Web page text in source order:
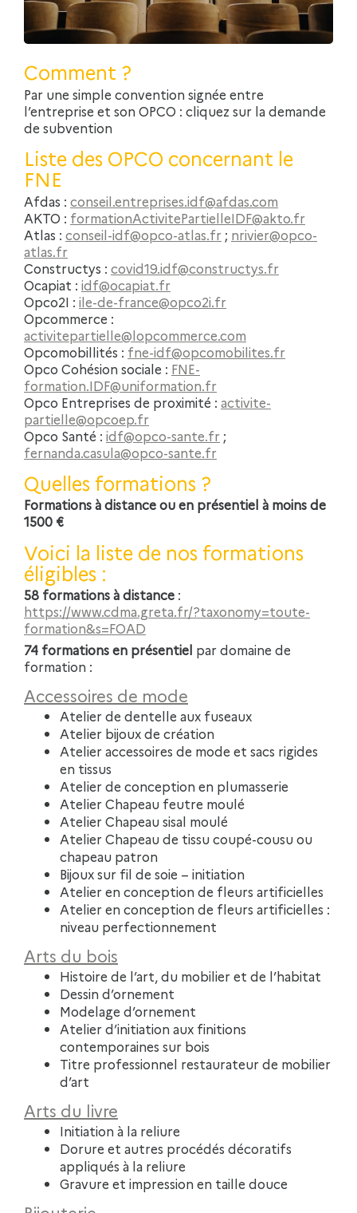
Comment ?
Par une simple convention signée entre
l’entreprise et son OPCO : cliquez sur la demande
de subvention
Liste des OPCO concernant le
FNE
Afdas : conseil.entreprises.idf@afdas.com
AKTO : formationActivitePartielleIDF@akto.fr
Atlas : conseil-idf@opco-atlas.fr ; nrivier@opco-
atlas.fr
Constructys : covid19.idf@constructys.fr
Ocapiat : idf@ocapiat.fr
Opco2I : ile-de-france@opco2i.fr
Opcommerce :
activitepartielle@lopcommerce.com
Opcomobillités : fne-idf@opcomobilites.fr
Opco Cohésion sociale : FNE-
formation.IDF@uniformation.fr
Opco Entreprises de proximité : activite-
partielle@opcoep.fr
Opco Santé : idf@opco-sante.fr ;
fernanda.casula@opco-sante.fr
Quelles formations ?
Formations à distance ou en présentiel à moins de
1500 €
Voici la liste de nos formations
éligibles :
58 formations à distance :
https://www.cdma.greta.fr/?taxonomy=toute-
formation&s=FOAD
74 formations en présentiel par domaine de
formation :
Accessoires de mode
Atelier de dentelle aux fuseaux
Atelier bijoux de création
Atelier accessoires de mode et sacs rigides
en tissus
Atelier de conception en plumasserie
Atelier Chapeau feutre moulé
Atelier Chapeau sisal moulé
Atelier Chapeau de tissu coupé-cousu ou
chapeau patron
Bijoux sur fil de soie – initiation
Atelier en conception de fleurs artificielles
Atelier en conception de fleurs artificielles :
niveau perfectionnement
Arts du bois
Histoire de l’art, du mobilier et de l’habitat
Dessin d’ornement
Modelage d’ornement
Atelier d’initiation aux finitions
contemporaines sur bois
Titre professionnel restaurateur de mobilier
d’art
Arts du livre
Initiation à la reliure
Dorure et autres procédés décoratifs
appliqués à la reliure
Gravure et impression en taille douce